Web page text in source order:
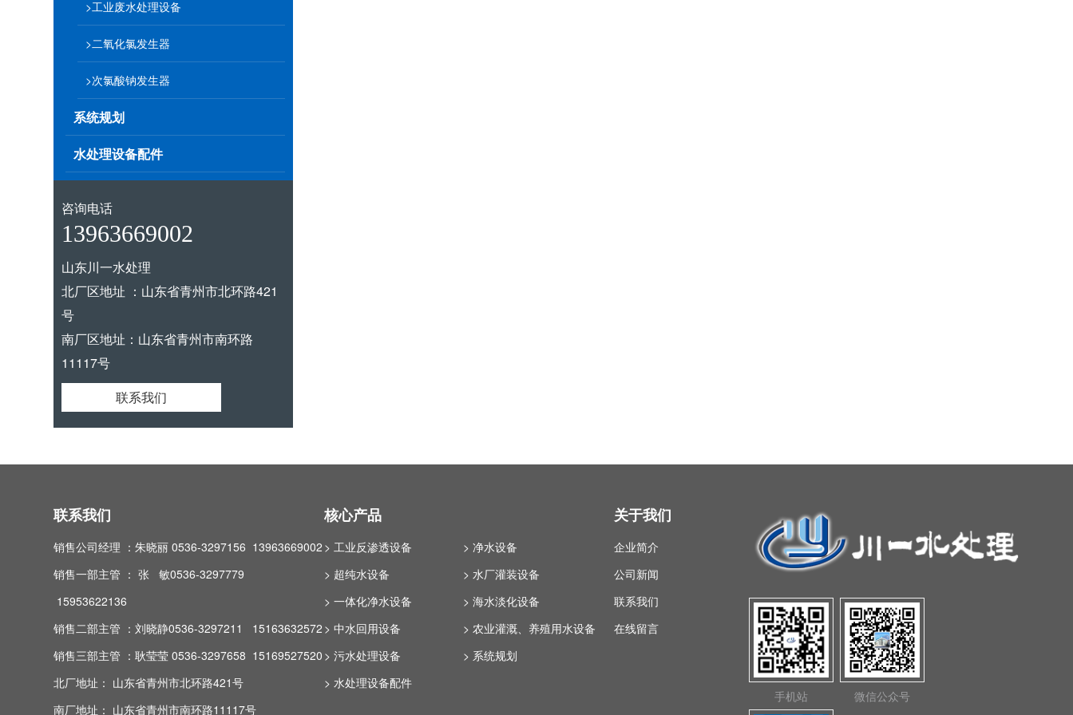
>工业废水处理设备
>二氧化氯发生器
>次氯酸钠发生器
系统规划
水处理设备配件
咨询电话
13963669002
山东川一水处理
北厂区地址 ：山东省青州市北环路421
号
南厂区地址：山东省青州市南环路
11117号
联系我们
联系我们
销售公司经理 ：朱晓丽 0536-3297156 13963669002
销售一部主管 ： 张 敏0536-3297779
15953622136
销售二部主管 ：刘晓静0536-3297211 15163632572
销售三部主管 ：耿莹莹 0536-3297658 15169527520
北厂地址： 山东省青州市北环路421号
南厂地址： 山东省青州市南环路11117号
核心产品
> 工业反渗透设备
> 净水设备
> 超纯水设备
> 水厂灌装设备
> 一体化净水设备
> 海水淡化设备
> 中水回用设备
> 农业灌溉、养殖用水设备
> 污水处理设备
> 系统规划
> 水处理设备配件
关于我们
企业简介
公司新闻
联系我们
在线留言
手机站 微信公众号